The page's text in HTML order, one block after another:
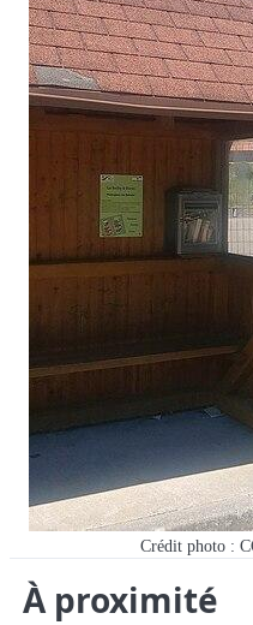
Crédit photo :
À proximité